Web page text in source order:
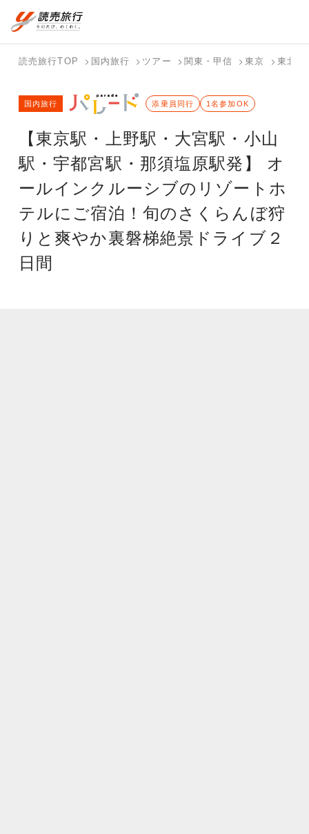
国内旅行トップ
バスツアー
を探す
個人旅行
（ブーケ）を探す
ら探す
テーマから
探す
写真から探
海外旅行トップ
海外特集か
ら探す
テーマから
探す
す
読売旅行TOP 国内旅行 ツアー 関東・甲信 東京 東北
【東京駅・上野駅・大宮駅・小山
駅・宇都宮駅・那須塩原駅発】 オ
ールインクルーシブのリゾートホ
テルにご宿泊！旬のさくらんぼ狩
りと爽やか裏磐梯絶景ドライブ２
日間
国内旅行 添乗員同行 1名参加OK